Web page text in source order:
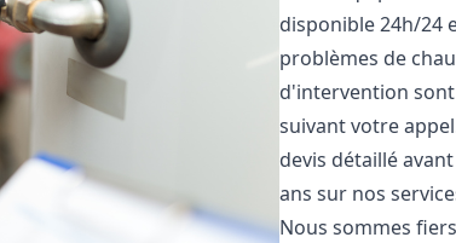
disponible 24h/24
problèmes de
d'intervention
suivant votre
devis détaillé
ans sur nos
Nous sommes